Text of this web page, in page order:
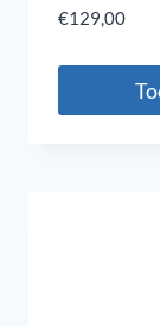
€129,00